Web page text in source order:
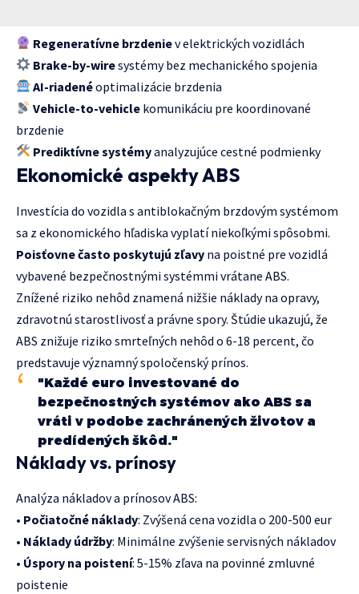
Regeneratívne brzdeniev elektrických vozidlách
Brake-by-wiresystémy bez mechanického spojenia
AI-riadenéoptimalizácie brzdenia
Vehicle-to-vehicle komunikáciu pre koordinované
brzdenie
Prediktívne systémyanalyzujúce cestné podmienky
Ekonomické aspekty ABS
Investícia do vozidla s antiblokačným brzdovým systémom
sa z ekonomického hľadiska vyplatí niekoľkými spôsobmi.
Poisťovne často poskytujú zľavy na poistné pre vozidlá
vybavené bezpečnostnými systémmi vrátane ABS.
Znížené riziko nehôd znamená nižšie náklady na opravy,
zdravotnú starostlivosť a právne spory. Štúdie ukazujú, že
ABS znižuje riziko smrteľných nehôd o 6-18 percent, čo
predstavuje významný spoločenský prínos.
"Každé euro investované do
bezpečnostných systémov ako ABS sa
vráti v podobe zachránených životov a
predídených škôd."
Náklady vs. prínosy
Analýza nákladov a prínosov ABS:
• Počiatočné náklady: Zvýšená cena vozidla o 200-500 eur
• Náklady údržby: Minimálne zvýšenie servisných nákladov
• Úspory na poistení: 5-15% zľava na povinné zmluvné
poistenie